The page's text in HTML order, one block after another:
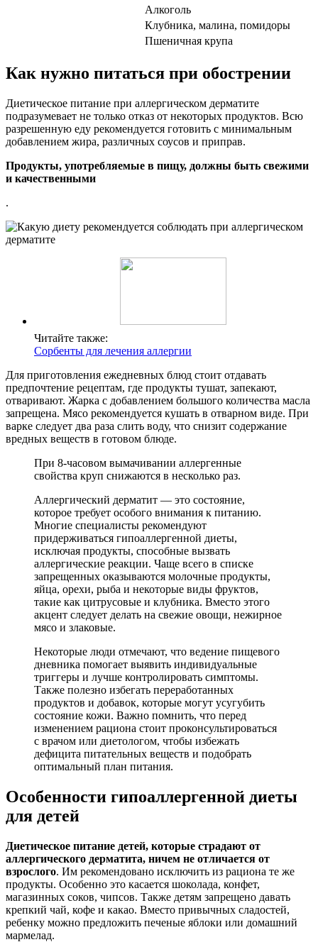
Алкоголь
Клубника, малина, помидоры
Пшеничная крупа
Как нужно питаться при обострении
Диетическое питание при аллергическом дерматите
подразумевает не только отказ от некоторых продуктов. Всю
разрешенную еду рекомендуется готовить с минимальным
добавлением жира, различных соусов и приправ.
Продукты, употребляемые в пищу, должны быть свежими
и качественными
.
Читайте также:
Сорбенты для лечения аллергии
Для приготовления ежедневных блюд стоит отдавать
предпочтение рецептам, где продукты тушат, запекают,
отваривают. Жарка с добавлением большого количества масла
запрещена. Мясо рекомендуется кушать в отварном виде. При
варке следует два раза слить воду, что снизит содержание
вредных веществ в готовом блюде.
При 8-часовом вымачивании аллергенные
свойства круп снижаются в несколько раз.
Аллергический дерматит — это состояние,
которое требует особого внимания к питанию.
Многие специалисты рекомендуют
придерживаться гипоаллергенной диеты,
исключая продукты, способные вызвать
аллергические реакции. Чаще всего в списке
запрещенных оказываются молочные продукты,
яйца, орехи, рыба и некоторые виды фруктов,
такие как цитрусовые и клубника. Вместо этого
акцент следует делать на свежие овощи, нежирное
мясо и злаковые.
Некоторые люди отмечают, что ведение пищевого
дневника помогает выявить индивидуальные
триггеры и лучше контролировать симптомы.
Также полезно избегать переработанных
продуктов и добавок, которые могут усугубить
состояние кожи. Важно помнить, что перед
изменением рациона стоит проконсультироваться
с врачом или диетологом, чтобы избежать
дефицита питательных веществ и подобрать
оптимальный план питания.
Особенности гипоаллергенной диеты
для детей
Диетическое питание детей, которые страдают от
аллергического дерматита, ничем не отличается от
взрослого. Им рекомендовано исключить из рациона те же
продукты. Особенно это касается шоколада, конфет,
магазинных соков, чипсов. Также детям запрещено давать
крепкий чай, кофе и какао. Вместо привычных сладостей,
ребенку можно предложить печеные яблоки или домашний
мармелад.